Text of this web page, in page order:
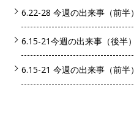
6.22-28 今週の出来事（前半）
6.15-21今週の出来事（後半）
6.15-21 今週の出来事（前半）